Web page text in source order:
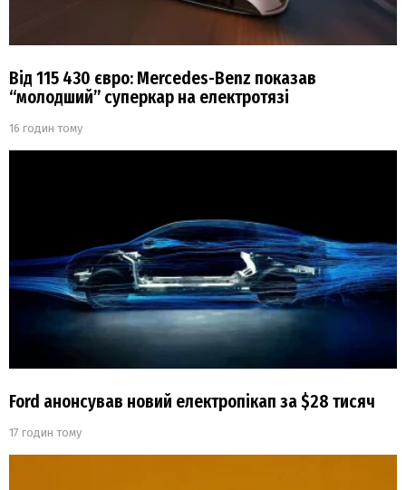
Від 115 430 євро: Mercedes-Benz показав
“молодший” суперкар на електротязі
16 годин тому
Ford анонсував новий електропікап за $28 тисяч
17 годин тому